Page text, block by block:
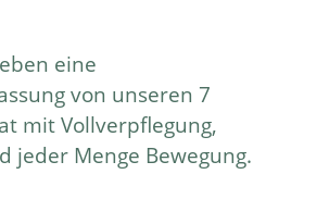
eine
von unseren 7
mit Vollverpflegung,
jeder Menge Bewegung.